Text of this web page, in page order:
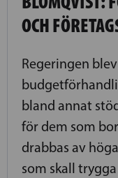
OCH
Regeringen
bland annat
för dem som
drabbas av
som skall